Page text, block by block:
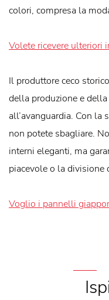
colori, compresa la
Volete ricevere ulteriori
Il produttore ceco
della produzione e
all’avanguardia. Con
non potete sbagliare.
interni eleganti, ma
piacevole o la divisione
Voglio i pannelli